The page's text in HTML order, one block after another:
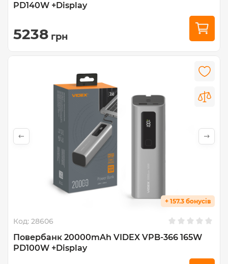
PD140W +Display
5238 грн
+ 157.3 бонусів
Код: 28606
Повербанк 20000mAh VIDEX VPB-366 165W
PD100W +Display